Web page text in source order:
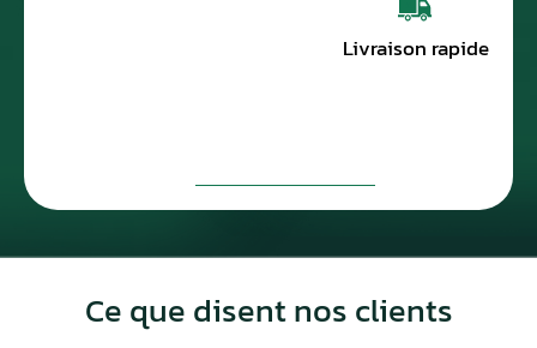
Livraison rapide
Ce que disent nos clients